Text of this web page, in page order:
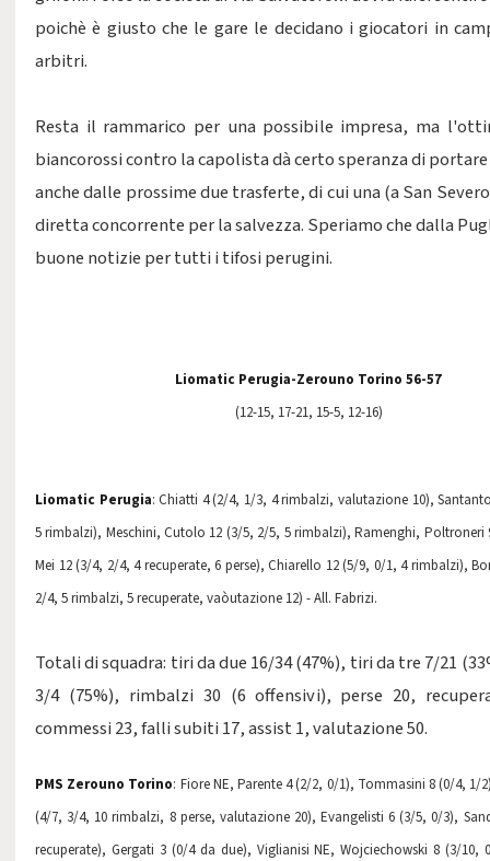
poichè è giusto che le gare le decidano i giocatori in
arbitri.
Resta il rammarico per una possibile impresa, ma
biancorossi contro la capolista dà certo speranza di
anche dalle prossime due trasferte, di cui una (a San
diretta concorrente per la salvezza. Speriamo che dalla
buone notizie per tutti i tifosi perugini.
Liomatic Perugia-Zerouno Torino 56-57
(12-15, 17-21, 15-5, 12-16)
Liomatic Perugia: Chiatti 4 (2/4, 1/3, 4 rimbalzi, valutazione 10),
5 rimbalzi), Meschini, Cutolo 12 (3/5, 2/5, 5 rimbalzi), Ramenghi, Poltroneri
Mei 12 (3/4, 2/4, 4 recuperate, 6 perse), Chiarello 12 (5/9, 0/1, 4 rimbalzi),
2/4, 5 rimbalzi, 5 recuperate, vaòutazione 12) - All. Fabrizi.
Totali di squadra: tiri da due 16/34 (47%), tiri da tre 7/21
3/4 (75%), rimbalzi 30 (6 offensivi), perse 20,
commessi 23, falli subiti 17, assist 1, valutazione 50.
PMS Zerouno Torino: Fiore NE, Parente 4 (2/2, 0/1), Tommasini 8 (0/4, 1/
(4/7, 3/4, 10 rimbalzi, 8 perse, valutazione 20), Evangelisti 6 (3/5, 0/3),
recuperate), Gergati 3 (0/4 da due), Viglianisi NE, Wojciechowski 8 (3/10,